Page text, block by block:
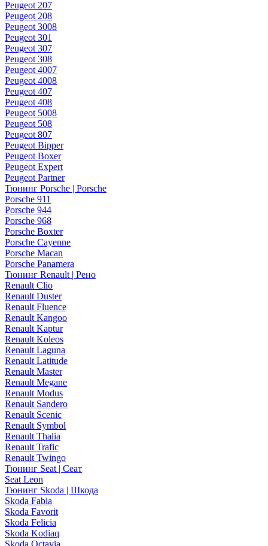
Peugeot 207
Peugeot 208
Peugeot 3008
Peugeot 301
Peugeot 307
Peugeot 308
Peugeot 4007
Peugeot 4008
Peugeot 407
Peugeot 408
Peugeot 5008
Peugeot 508
Peugeot 807
Peugeot Bipper
Peugeot Boxer
Peugeot Expert
Peugeot Partner
Тюнинг Porsche | Porsche
Porsche 911
Porsche 944
Porsche 968
Porsche Boxter
Porsche Cayenne
Porsche Macan
Porsche Panamera
Тюнинг Renault | Рено
Renault Clio
Renault Duster
Renault Fluence
Renault Kangoo
Renault Kaptur
Renault Koleos
Renault Laguna
Renault Latitude
Renault Master
Renault Megane
Renault Modus
Renault Sandero
Renault Scenic
Renault Symbol
Renault Thalia
Renault Trafic
Renault Twingo
Тюнинг Seat | Сеат
Seat Leon
Тюнинг Skoda | Шкода
Skoda Fabia
Skoda Favorit
Skoda Felicia
Skoda Kodiaq
Skoda Octavia